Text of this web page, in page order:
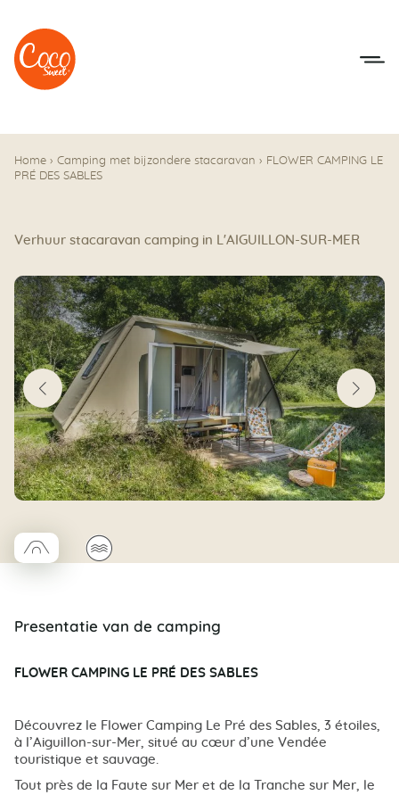
Naar het menu
Naar de inhoudsopgave
Home › Camping met bijzondere stacaravan › FLOWER CAMPING LE
PRÉ DES SABLES
Verhuur stacaravan camping in L'AIGUILLON-SUR-MER
□Coco trapèze
🌊
Presentatie van de camping
FLOWER CAMPING LE PRÉ DES SABLES
Découvrez le Flower Camping Le Pré des Sables, 3 étoiles,
à l’Aiguillon-sur-Mer, situé au cœur d’une Vendée
touristique et sauvage.
Tout près de la Faute sur Mer et de la Tranche sur Mer, le